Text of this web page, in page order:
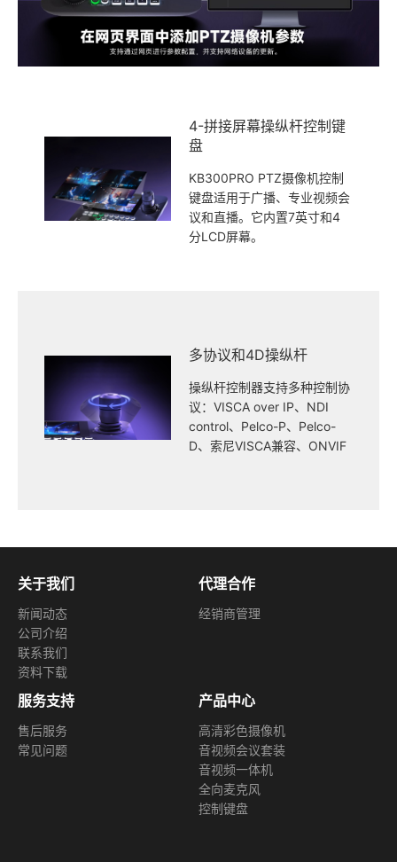
4-拼接屏幕操纵杆控制键
盘
KB300PRO PTZ摄像机控制
键盘适用于广播、专业视频会
议和直播。它内置7英寸和4
分LCD屏幕。
多协议和4D操纵杆
操纵杆控制器支持多种控制协
议：VISCA over IP、NDI
control、Pelco-P、Pelco-
D、索尼VISCA兼容、ONVIF
关于我们
新闻动态
公司介绍
联系我们
资料下载
代理合作
经销商管理
服务支持
售后服务
常见问题
产品中心
高清彩色摄像机
音视频会议套装
音视频一体机
全向麦克风
控制键盘